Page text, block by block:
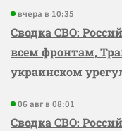
вчера в 10:35
Сводка СВО:
всем фронтам,
украинском
06 авг в 08:01
Сводка СВО: